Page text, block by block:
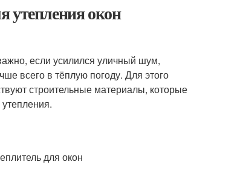
утепления окон
если усилился уличный шум,
всего в тёплую погоду. Для этого
строительные материалы, которые